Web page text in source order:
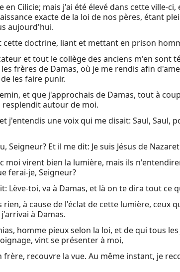
en Cilicie; mais j'ai été élevé dans cette ville-
exacte de la loi de nos pères, étant
aujourd'hui.
cette doctrine, liant et mettant en prison
et tout le collège des anciens m'en sont
frères de Damas, où je me rendis afin
les faire punir.
et que j'approchais de Damas, tout à
autour de moi.
j'entendis une voix qui me disait: Saul, Saul,
Seigneur? Et il me dit: Je suis Jésus de
moi virent bien la lumière, mais ils
ferai-je, Seigneur?
Lève-toi, va à Damas, et là on te dira tout ce
rien, à cause de l'éclat de cette lumière, ceux
à Damas.
homme pieux selon la loi, et de qui tous
vint se présenter à moi,
frère, recouvre la vue. Au même instant, je